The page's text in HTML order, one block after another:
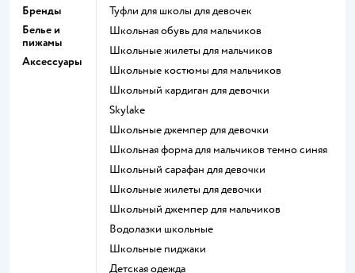
Бренды
Белье и
пижамы
Аксессуары
Туфли для школы для девочек
Школьная обувь для мальчиков
Школьные жилеты для мальчиков
Школьные костюмы для мальчиков
Школьный кардиган для девочки
Skylake
Школьные джемпер для девочки
Школьная форма для мальчиков темно синяя
Школьный сарафан для девочки
Школьные жилеты для девочки
Школьный джемпер для мальчиков
Водолазки школьные
Школьные пиджаки
Детская одежда